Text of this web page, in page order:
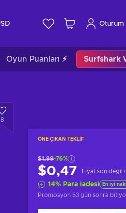
Oturum
Oyun Puanları ⚡ Surfshark
8
ÖNE ÇIKAN TEKLIF
$1,99-76%
$0,47 Fiyat son değil
14% Para iadesi En iyi
Promosyon 53 gün sonra